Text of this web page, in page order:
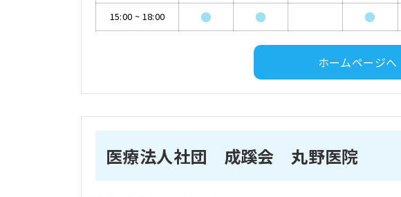
15:00 ~ 18:00 ● ● ●
ホームページへ
医療法人社団 成蹊会 丸野医院